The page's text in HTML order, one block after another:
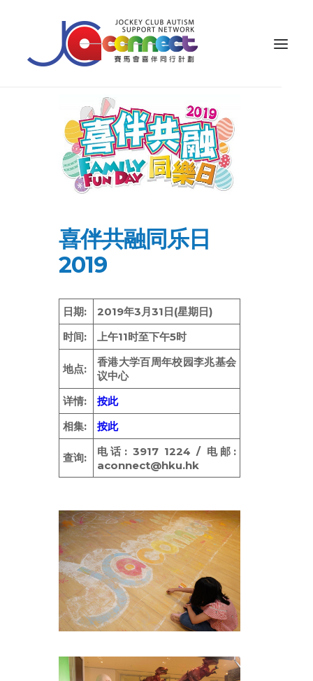
关于我们
照顾者支援
公众教育
家长专区
成果效益
ENGLISH
字型大小
喜伴共融同乐日
2019
日期:
2019年3月31日(星期日)
时间:
上午11时至下午5时
地点:
香港大学百周年校园李兆基会
议中心
详情:
按此
相集:
按此
查询:
电话: 3917 1224 / 电邮:
aconnect@hku.hk